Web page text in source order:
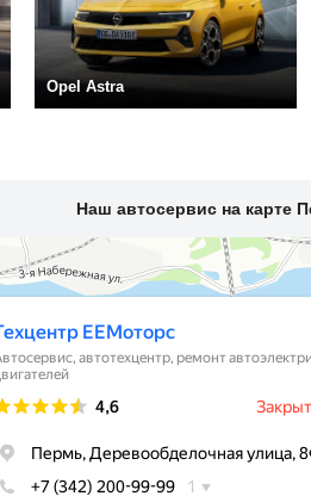
Opel Astra
Наш автосервис на карте